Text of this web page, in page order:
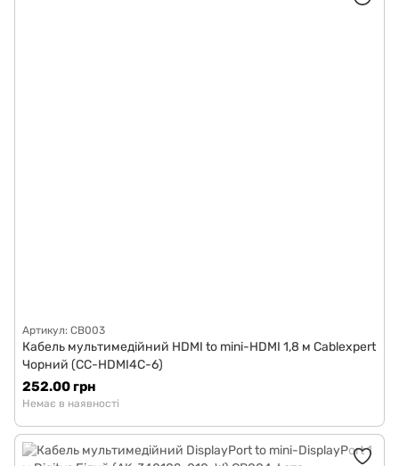
Артикул: CB003
Кабель мультимедійний HDMI to mini-HDMI 1,8 м Cablexpert
Чорний (CC-HDMI4С-6)
252.00 грн
Немає в наявності